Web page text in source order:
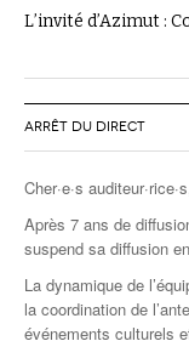
L’invité d’Azimut :
ARRÊT DU DIRECT
Cher·e·s
Après 7 ans de
suspend sa diffusion
La dynamique de
la coordination de
événements culturels